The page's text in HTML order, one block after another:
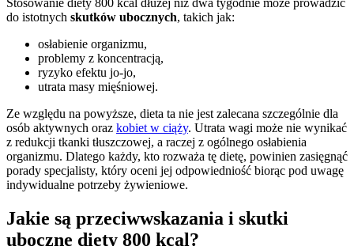
Stosowanie diety 800 kcal dłużej niż dwa tygodnie może prowadzić
do istotnych skutków ubocznych, takich jak:
osłabienie organizmu,
problemy z koncentracją,
ryzyko efektu jo-jo,
utrata masy mięśniowej.
Ze względu na powyższe, dieta ta nie jest zalecana szczególnie dla
osób aktywnych oraz kobiet w ciąży. Utrata wagi może nie wynikać
z redukcji tkanki tłuszczowej, a raczej z ogólnego osłabienia
organizmu. Dlatego każdy, kto rozważa tę dietę, powinien zasięgnąć
porady specjalisty, który oceni jej odpowiedniość biorąc pod uwagę
indywidualne potrzeby żywieniowe.
Jakie są przeciwwskazania i skutki
uboczne diety 800 kcal?